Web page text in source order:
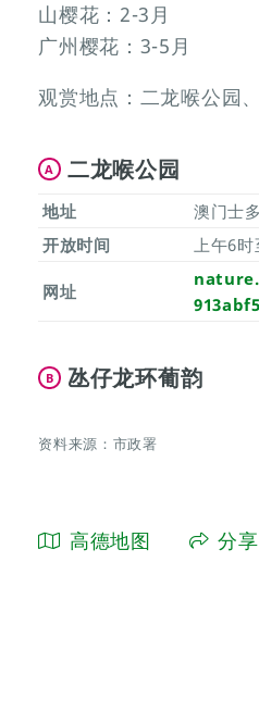
山樱花：2-3月
广州樱花：3-5月
观赏地点：二龙喉公园
A 二龙喉公园
地址
澳门士
开放时间
上午6时
网址
B 氹仔龙环葡韵
资料来源：市政署
高德地图 分享